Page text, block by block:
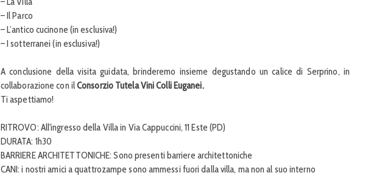
– Il Parco
– L’antico cucinone (in esclusiva!)
– I sotterranei (in esclusiva!)
A conclusione della visita guidata, brinderemo insieme degustando un calice di Serprino, in
collaborazione con ilConsorzio Tutela Vini Colli Euganei.
Ti aspettiamo!
RITROVO: All'ingresso della Villa in Via Cappuccini, 11 Este (PD)
DURATA: 1h30
BARRIERE ARCHITETTONICHE: Sono presenti barriere architettoniche
CANI: i nostri amici a quattrozampe sono ammessi fuori dalla villa, ma non al suo interno